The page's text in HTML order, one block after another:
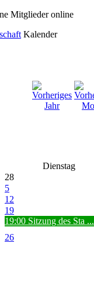
Mitglieder online
Kalender
Dienstag
28
5
12
19
19:00 Sitzung des Sta ...
26